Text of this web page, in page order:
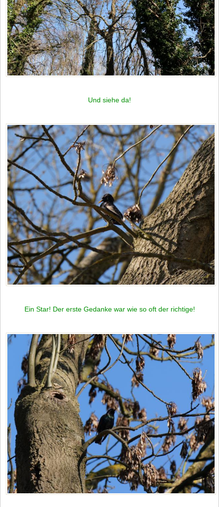
Und siehe da!
Ein Star! Der erste Gedanke war wie so oft der richtige!